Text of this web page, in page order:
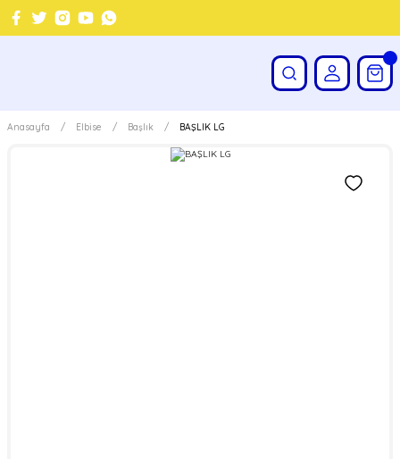
Anasayfa Elbise Başlık BAŞLIK LG